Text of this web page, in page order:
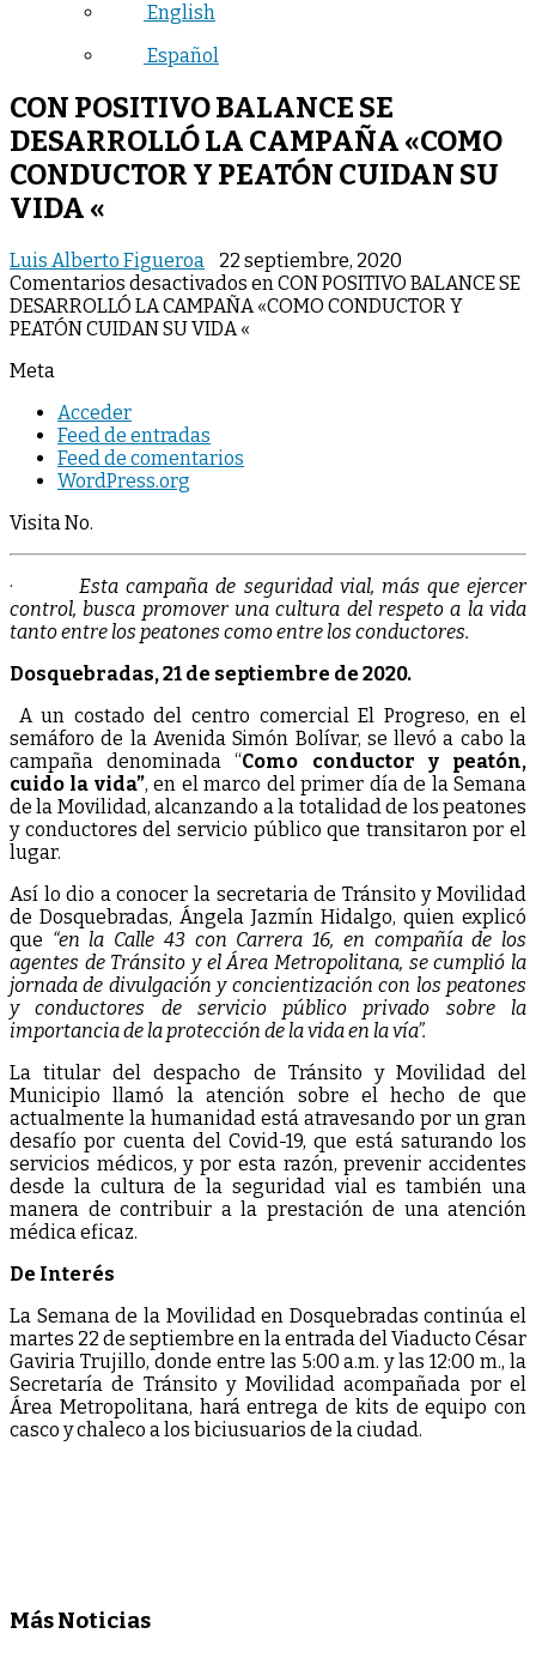
English
Español
CON POSITIVO BALANCE SE
DESARROLLÓ LA CAMPAÑA «COMO
CONDUCTOR Y PEATÓN CUIDAN SU
VIDA «
Luis Alberto Figueroa
22 septiembre, 2020
Comentarios desactivados en CON POSITIVO BALANCE SE
DESARROLLÓ LA CAMPAÑA «COMO CONDUCTOR Y
PEATÓN CUIDAN SU VIDA «
Meta
Acceder
Feed de entradas
Feed de comentarios
WordPress.org
Visita No.
·Esta campaña de seguridad vial, más que ejercer
control, busca promover una cultura del respeto a la vida
tanto entre los peatones como entre los conductores.
Dosquebradas, 21 de septiembre de 2020.
A un costado del centro comercial El Progreso, en el
semáforo de la Avenida Simón Bolívar, se llevó a cabo la
campaña denominada “Como conductor y peatón,
cuido la vida”, en el marco del primer día de la Semana
de la Movilidad, alcanzando a la totalidad de los peatones
y conductores del servicio público que transitaron por el
lugar.
Así lo dio a conocer la secretaria de Tránsito y Movilidad
de Dosquebradas, Ángela Jazmín Hidalgo, quien explicó
que “en la Calle 43 con Carrera 16, en compañía de los
agentes de Tránsito y el Área Metropolitana, se cumplió la
jornada de divulgación y concientización con los peatones
y conductores de servicio público privado sobre la
importancia de la protección de la vida en la vía”.
La titular del despacho de Tránsito y Movilidad del
Municipio llamó la atención sobre el hecho de que
actualmente la humanidad está atravesando por un gran
desafío por cuenta del Covid-19, que está saturando los
servicios médicos, y por esta razón, prevenir accidentes
desde la cultura de la seguridad vial es también una
manera de contribuir a la prestación de una atención
médica eficaz.
De Interés
La Semana de la Movilidad en Dosquebradas continúa el
martes 22 de septiembre en la entrada del Viaducto César
Gaviria Trujillo, donde entre las 5:00 a.m. y las 12:00 m., la
Secretaría de Tránsito y Movilidad acompañada por el
Área Metropolitana, hará entrega de kits de equipo con
casco y chaleco a los biciusuarios de la ciudad.
Más Noticias